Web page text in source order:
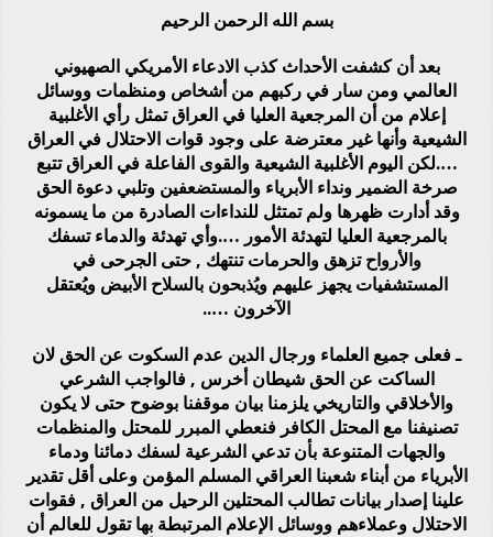
بسم الله الرحمن الرحيم
بعد أن كشفت الأحداث كذب الادعاء الأمريكي الصهيوني
العالمي ومن سار في ركبهم من أشخاص ومنظمات ووسائل
إعلام من أن المرجعية العليا في العراق تمثل رأي الأغلبية
الشيعية وأنها غير معترضة على وجود قوات الاحتلال في العراق
….لكن اليوم الأغلبية الشيعية والقوى الفاعلة في العراق تتبع
صرخة الضمير ونداء الأبرياء والمستضعفين وتلبي دعوة الحق
وقد أدارت ظهرها ولم تمتثل للنداءات الصادرة من ما يسمونه
بالمرجعية العليا لتهدئة الأمور ….وأي تهدئة والدماء تسفك
والأرواح تزهق والحرمات تنتهك , حتى الجرحى في
المستشفيات يجهز عليهم ويُذبحون بالسلاح الأبيض ويُعتقل
الآخرون …..
ـ فعلى جميع العلماء ورجال الدين عدم السكوت عن الحق لان
الساكت عن الحق شيطان أخرس , فالواجب الشرعي
والأخلاقي والتاريخي يلزمنا بيان موقفنا بوضوح حتى لا يكون
تصنيفنا مع المحتل الكافر فنعطي المبرر للمحتل والمنظمات
والجهات المتنوعة بأن تدعي الشرعية لسفك دمائنا ودماء
الأبرياء من أبناء شعبنا العراقي المسلم المؤمن وعلى أقل تقدير
علينا إصدار بيانات تطالب المحتلين الرحيل من العراق , فقوات
الاحتلال وعملاءهم ووسائل الإعلام المرتبطة بها تقول للعالم أن